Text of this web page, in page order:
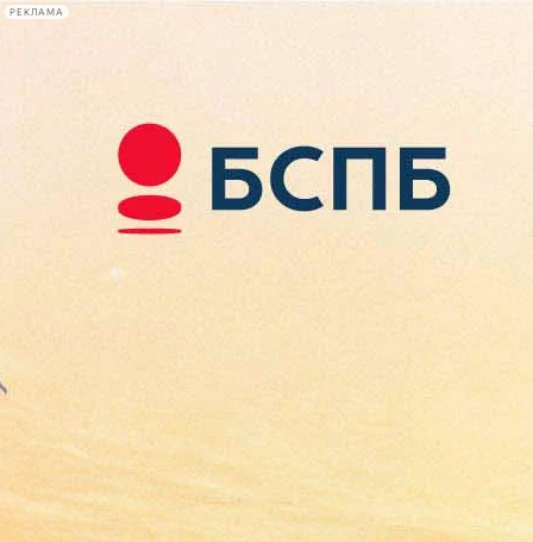
РЕКЛАМА
Сегодня:
2026.08.08
00:24
Афиша Plus